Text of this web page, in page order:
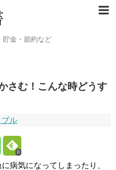
貯金・節約など
さむ！こんな時どうす
ル
0
病気になってしまったり、